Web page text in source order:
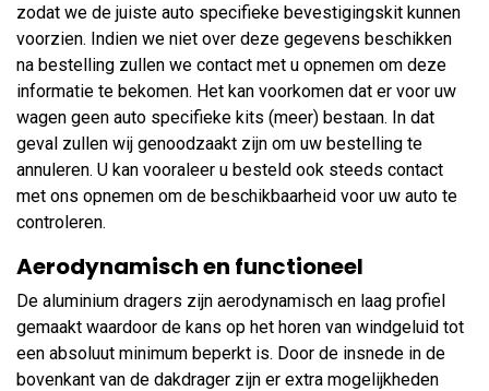
zodat we de juiste auto specifieke bevestigingskit kunnen
voorzien. Indien we niet over deze gegevens beschikken
na bestelling zullen we contact met u opnemen om deze
informatie te bekomen. Het kan voorkomen dat er voor uw
wagen geen auto specifieke kits (meer) bestaan. In dat
geval zullen wij genoodzaakt zijn om uw bestelling te
annuleren. U kan vooraleer u besteld ook steeds contact
met ons opnemen om de beschikbaarheid voor uw auto te
controleren.
Aerodynamisch en functioneel
De aluminium dragers zijn aerodynamisch en laag profiel
gemaakt waardoor de kans op het horen van windgeluid tot
een absoluut minimum beperkt is. Door de insnede in de
bovenkant van de dakdrager zijn er extra mogelijkheden